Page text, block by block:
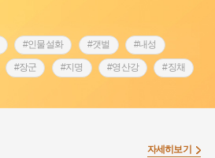
#인물설화 #갯벌 #내성
#장군 #지명 #영산강 #징채
자세히보기